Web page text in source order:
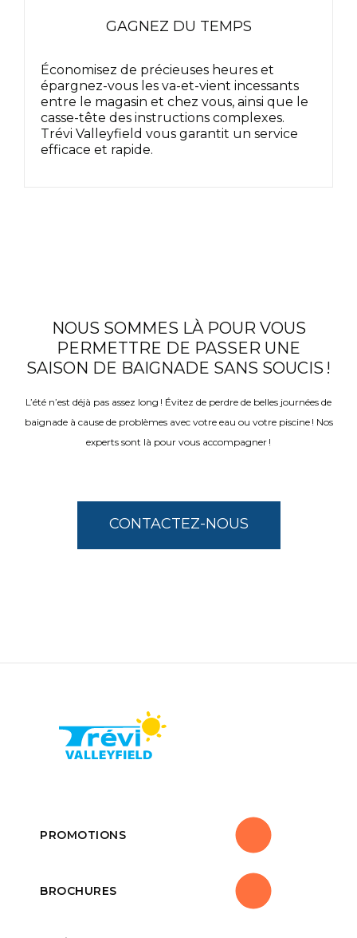
GAGNEZ DU TEMPS
Économisez de précieuses heures et
épargnez-vous les va-et-vient incessants
entre le magasin et chez vous, ainsi que le
casse-tête des instructions complexes.
Trévi Valleyfield vous garantit un service
efficace et rapide.
NOUS SOMMES LÀ POUR VOUS
PERMETTRE DE PASSER UNE
SAISON DE BAIGNADE SANS SOUCIS !
L’été n’est déjà pas assez long ! Évitez de perdre de belles journées de
baignade à cause de problèmes avec votre eau ou votre piscine ! Nos
experts sont là pour vous accompagner !
CONTACTEZ-NOUS
PROMOTIONS
BROCHURES